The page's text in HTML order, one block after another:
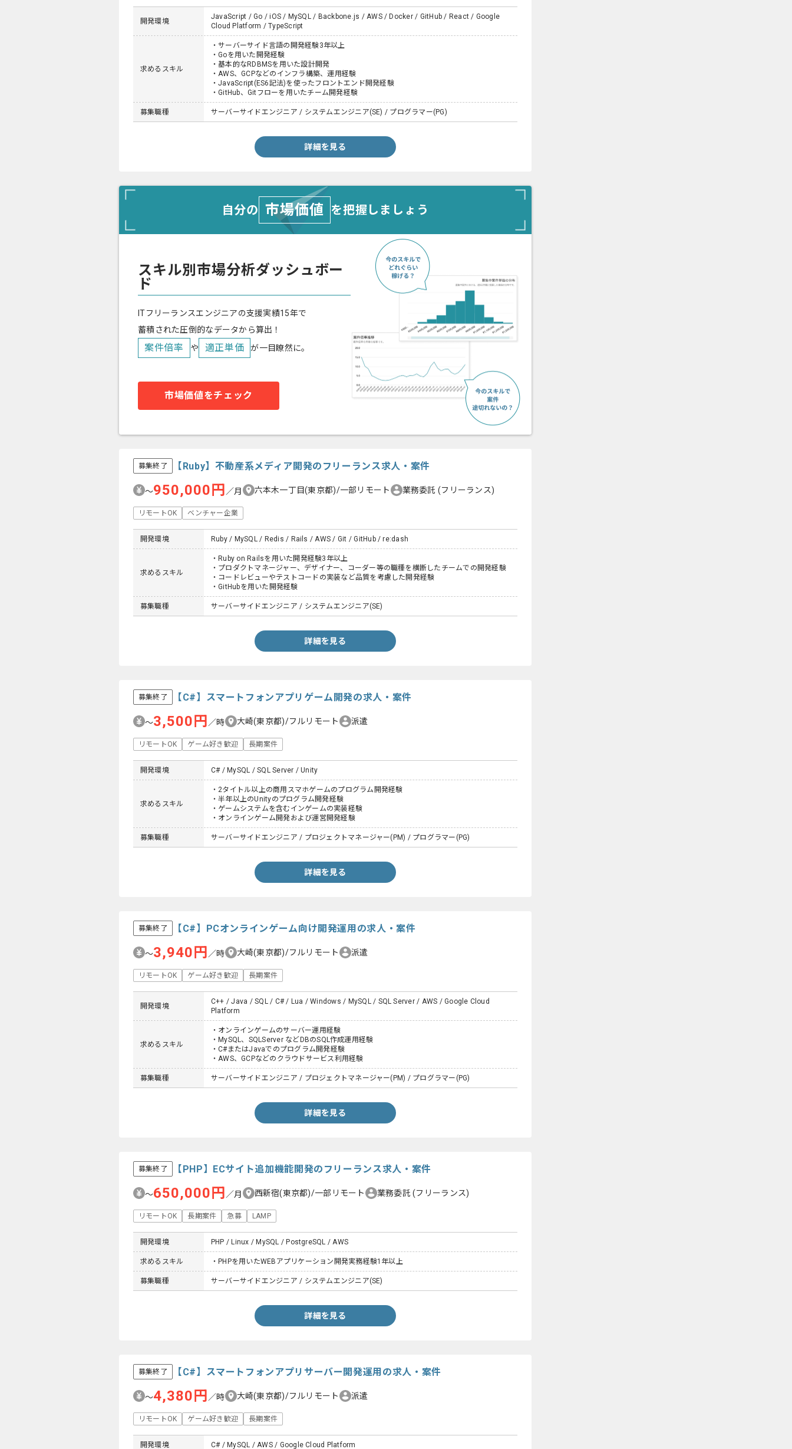
開発環境
JavaScript / Go / iOS / MySQL / Backbone.js / AWS / Docker / GitHub / React / Google
Cloud Platform / TypeScript
求めるスキル
・サーバーサイド言語の開発経験3年以上
・Goを用いた開発経験
・基本的なRDBMSを用いた設計開発
・AWS、GCPなどのインフラ構築、運用経験
・JavaScript(ES6記法)を使ったフロントエンド開発経験
・GitHub、Gitフローを用いたチーム開発経験
募集職種 サーバーサイドエンジニア / システムエンジニア(SE) / プログラマー(PG)
詳細を見る
自分の 市場価値 を把握しましょう
スキル別市場分析ダッシュボー
ド
ITフリーランスエンジニアの支援実績15年で
蓄積された圧倒的なデータから算出！
案件倍率 や 適正単価 が一目瞭然に。
市場価値をチェック
募集終了 【Ruby】不動産系メディア開発のフリーランス求人・案件
〜950,000円 ／月 六本木一丁目(東京都)/一部リモート 業務委託 (フリーランス)
リモートOK ベンチャー企業
開発環境 Ruby / MySQL / Redis / Rails / AWS / Git / GitHub / re:dash
求めるスキル
・Ruby on Railsを用いた開発経験3年以上
・プロダクトマネージャー、デザイナー、コーダー等の職種を横断したチームでの開発経験
・コードレビューやテストコードの実装など品質を考慮した開発経験
・GitHubを用いた開発経験
募集職種 サーバーサイドエンジニア / システムエンジニア(SE)
詳細を見る
募集終了 【C#】スマートフォンアプリゲーム開発の求人・案件
〜3,500円／時 大崎(東京都)/フルリモート 派遣
リモートOK ゲーム好き歓迎 長期案件
開発環境 C# / MySQL / SQL Server / Unity
求めるスキル
・2タイトル以上の商用スマホゲームのプログラム開発経験
・半年以上のUnityのプログラム開発経験
・ゲームシステムを含むインゲームの実装経験
・オンラインゲーム開発および運営開発経験
募集職種 サーバーサイドエンジニア / プロジェクトマネージャー(PM) / プログラマー(PG)
詳細を見る
募集終了 【C#】PCオンラインゲーム向け開発運用の求人・案件
〜3,940円／時 大崎(東京都)/フルリモート 派遣
リモートOK ゲーム好き歓迎 長期案件
開発環境
C++ / Java / SQL / C# / Lua / Windows / MySQL / SQL Server / AWS / Google Cloud
Platform
求めるスキル
・オンラインゲームのサーバー運用経験
・MySQL、SQLServer などDBのSQL作成運用経験
・C#またはJavaでのプログラム開発経験
・AWS、GCPなどのクラウドサービス利用経験
募集職種 サーバーサイドエンジニア / プロジェクトマネージャー(PM) / プログラマー(PG)
詳細を見る
募集終了 【PHP】ECサイト追加機能開発のフリーランス求人・案件
〜650,000円 ／月 西新宿(東京都)/一部リモート 業務委託(フリーランス)
リモートOK 長期案件 急募 LAMP
開発環境 PHP / Linux / MySQL / PostgreSQL / AWS
求めるスキル ・PHPを用いたWEBアプリケーション開発実務経験1年以上
募集職種 サーバーサイドエンジニア / システムエンジニア(SE)
詳細を見る
募集終了 【C#】スマートフォンアプリサーバー開発運用の求人・案件
〜4,380円／時 大崎(東京都)/フルリモート 派遣
リモートOK ゲーム好き歓迎 長期案件
開発環境 C# / MySQL / AWS / Google Cloud Platform